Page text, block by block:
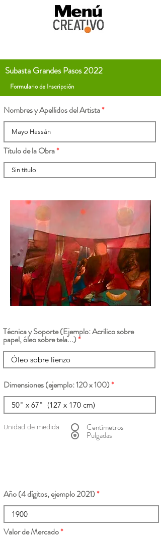
Subasta Grandes Pasos 2022
Formulario de Inscripción
Nombres y Apellidos del Artista
Título de la Obra
Técnica y Soporte (Ejemplo: Acrilico sobre
papel, óleo sobre tela...)
Dimensiones (ejemplo: 120 x 100)
Unidad de medida Centímetros
Pulgadas
Año (4 dígitos, ejemplo 2021)
Valor de Mercado